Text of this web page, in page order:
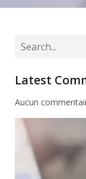
Latest
Aucun